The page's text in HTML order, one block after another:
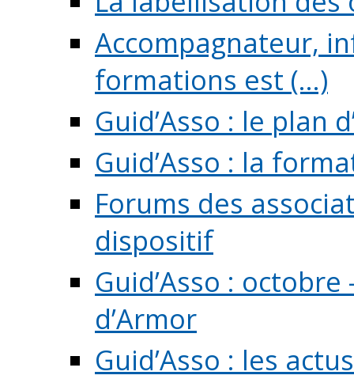
Accompagnateur,
formations est (...)
Guid’Asso : le plan
Guid’Asso : la
Forums des
dispositif
Guid’Asso :
d’Armor
Guid’Asso : les